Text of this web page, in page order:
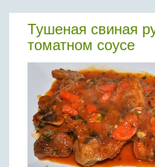
Тушеная свиная
томатном соусе